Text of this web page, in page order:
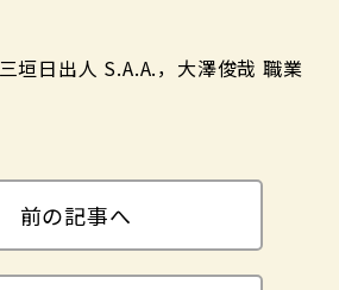
垣日出人 S.A.A.，大澤俊哉 職業
前の記事へ